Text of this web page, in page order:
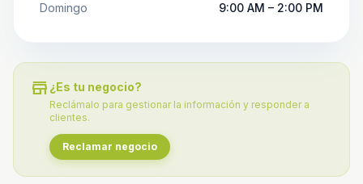
Domingo
9:00 AM – 2:00 PM
store ¿Es tu negocio?
Reclámalo para gestionar la información y responder a
clientes.
Reclamar negocio